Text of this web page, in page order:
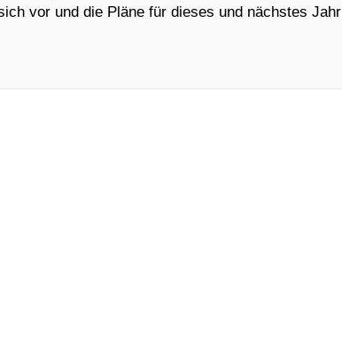
vor und die Pläne für dieses und nächstes Jahr